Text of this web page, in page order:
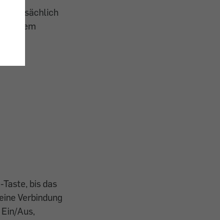
tatsächlich
dem
bis das
Verbindung
Aus,